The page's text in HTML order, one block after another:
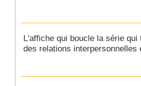
L'affiche qui boucle la série
des relations